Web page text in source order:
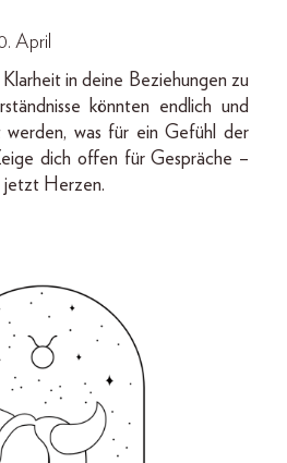
April
in deine Beziehungen zu
könnten endlich und
werden, was für ein Gefühl der
dich offen für Gespräche –
jetzt Herzen.